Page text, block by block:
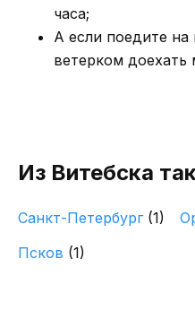
часа;
А если поедите на
ветерком доехать
Из Витебска
Санкт-Петербург (1)
Псков (1)